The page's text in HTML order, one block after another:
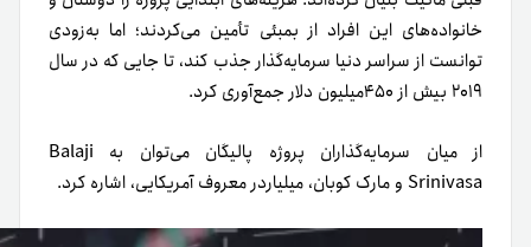
خانواده‌های این افراد از بمبئی تأمین می‌کردند؛ اما به‌زودی
توانست از سراسر دنیا سرمایه‌گذار جذب کند، تا جایی که در سال
۲۰۱۹ بیش از ۴۵۰میلیون دلار جمع‌آوری کرد.
از میان سرمایه‌گذاران پروژه پالیگان می‌توان به Balaji
Srinivasa و مارک کوبان، میلیاردر معروف آمریکایی، اشاره کرد.